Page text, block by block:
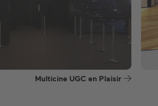
Multicine UGC en Plaisir